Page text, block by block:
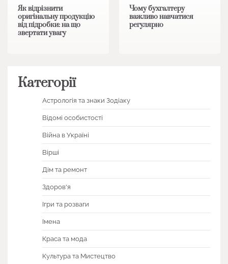
Як відрізнити
оригінальну продукцію
від підробки: на що
звертати увагу
Чому бухгалтеру
важливо навчатися
регулярно
Категорії
Астрологія та знаки Зодіаку
Відомі особистості
Війна в Україні
Вірші
Дім та ремонт
Здоров'я
Ігри та розваги
Імена
Краса та мода
Культура та Мистецтво